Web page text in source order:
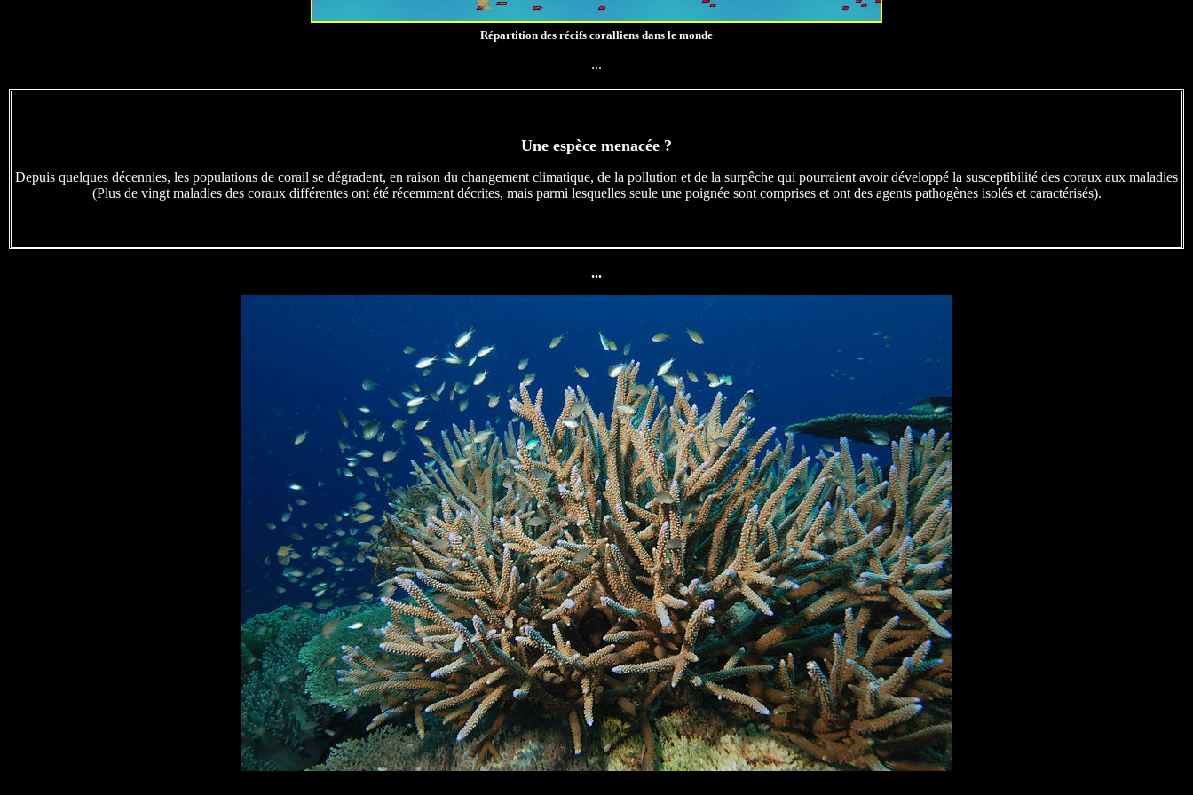
Répartition des récifs coralliens dans le monde
...
Une espèce menacée ?
Depuis quelques décennies, les populations de corail se dégradent, en raison du changement climatique, de la pollution et de la surpêche qui pourraient avoir développé la susceptibilité des coraux aux maladies
(Plus de vingt maladies des coraux différentes ont été récemment décrites, mais parmi lesquelles seule une poignée sont comprises et ont des agents pathogènes isolés et caractérisés).
...